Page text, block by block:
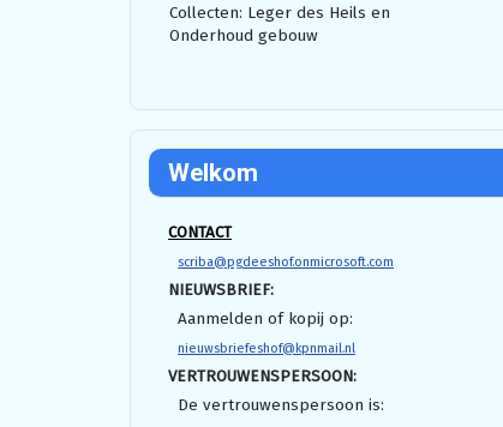
Collecten: Leger des Heils en
Onderhoud gebouw
Welkom
CONTACT
scriba@pgdeeshof.onmicrosoft.com
NIEUWSBRIEF:
Aanmelden of kopij op:
nieuwsbriefeshof@kpnmail.nl
VERTROUWENSPERSOON:
De vertrouwenspersoon is: